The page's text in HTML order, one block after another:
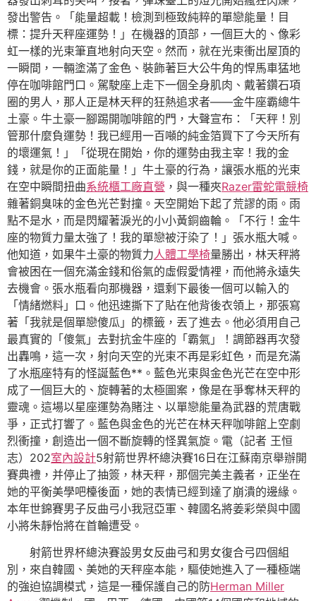
發出警告。「能量超載！檢測到極致純粹的單戀能量！目
標：提升天秤座運勢！」在機器的頂部，一個巨大的、像彩
虹一樣的光束筆直地射向天空。然而，就在光束衝出屋頂的
一瞬間，一輛塗滿了金色、裝飾著巨大公牛角的悍馬車猛地
停在咖啡館門口。駕駛座上走下一個全身肌肉、戴著鑽石項
圈的男人，那人正是林天秤的狂熱追求者——金牛座霸總牛
土豪。牛土豪一腳踢開咖啡館的門，大聲宣布：「天秤！別
管那什麼負運勢！我已經用一百噸的純金箔買下了今天所有
的壞運氣！」「從現在開始，你的運勢由我主宰！我的金
錢，就是你的正面能量！」牛土豪的行為，讓張水瓶的光束
在空中瞬間扭曲系統櫃工廠直營 ，與一種夾Razer雷蛇電競椅
雜著銅臭味的金色光芒對撞。天空開始下起了荒謬的雨。雨
點不是水，而是閃耀著淚光的小小黃銅齒輪。「不行！金牛
座的物質力量太強了！我的單戀被汙染了！」張水瓶大喊。
他知道，如果牛土豪的物質力人體工學椅量勝出，林天秤將
會被困在一個充滿金錢和俗氣的虛假愛情裡，而他將永遠失
去機會。張水瓶看向那機器，還剩下最後一個可以輸入的
「情緒燃料」口。他迅速撕下了貼在他背後衣領上，那張寫
著「我就是個單戀傻瓜」的標籤，丟了進去。他必須用自己
最真實的「傻氣」去對抗金牛座的「霸氣」！調節器再次發
出轟鳴，這一次，射向天空的光束不再是彩虹色，而是充滿
了水瓶座特有的怪誕藍色**。藍色光束與金色光芒在空中形
成了一個巨大的、旋轉著的太極圖案，像是在爭奪林天秤的
靈魂。這場以星座運勢為賭注、以單戀能量為武器的荒唐戰
爭，正式打響了。藍色與金色的光芒在林天秤咖啡館上空劇
烈衝撞，創造出一個不斷旋轉的怪異氣旋。電（記者 王恒
志）202室內設計5射箭世界杯總決賽16日在江蘇南京舉辦開
賽典禮，并停止了抽簽，林天秤，那個完美主義者，正坐在
她的平衡美學吧檯後面，她的表情已經到達了崩潰的邊緣。
本年世錦賽男子反曲弓小我冠亞軍、韓國名將姜彩榮與中國
小將朱靜怡將在首輪遭受。
射箭世界杯總決賽設男女反曲弓和男女復合弓四個組
別，來自韓國、美她的天秤座本能，驅使她進入了一種極端
的強迫協調模式，這是一種保護自己的防Herman Miller